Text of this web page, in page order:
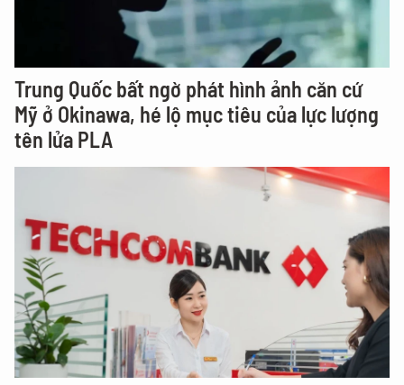
Trung Quốc bất ngờ phát hình ảnh căn cứ
Mỹ ở Okinawa, hé lộ mục tiêu của lực lượng
tên lửa PLA